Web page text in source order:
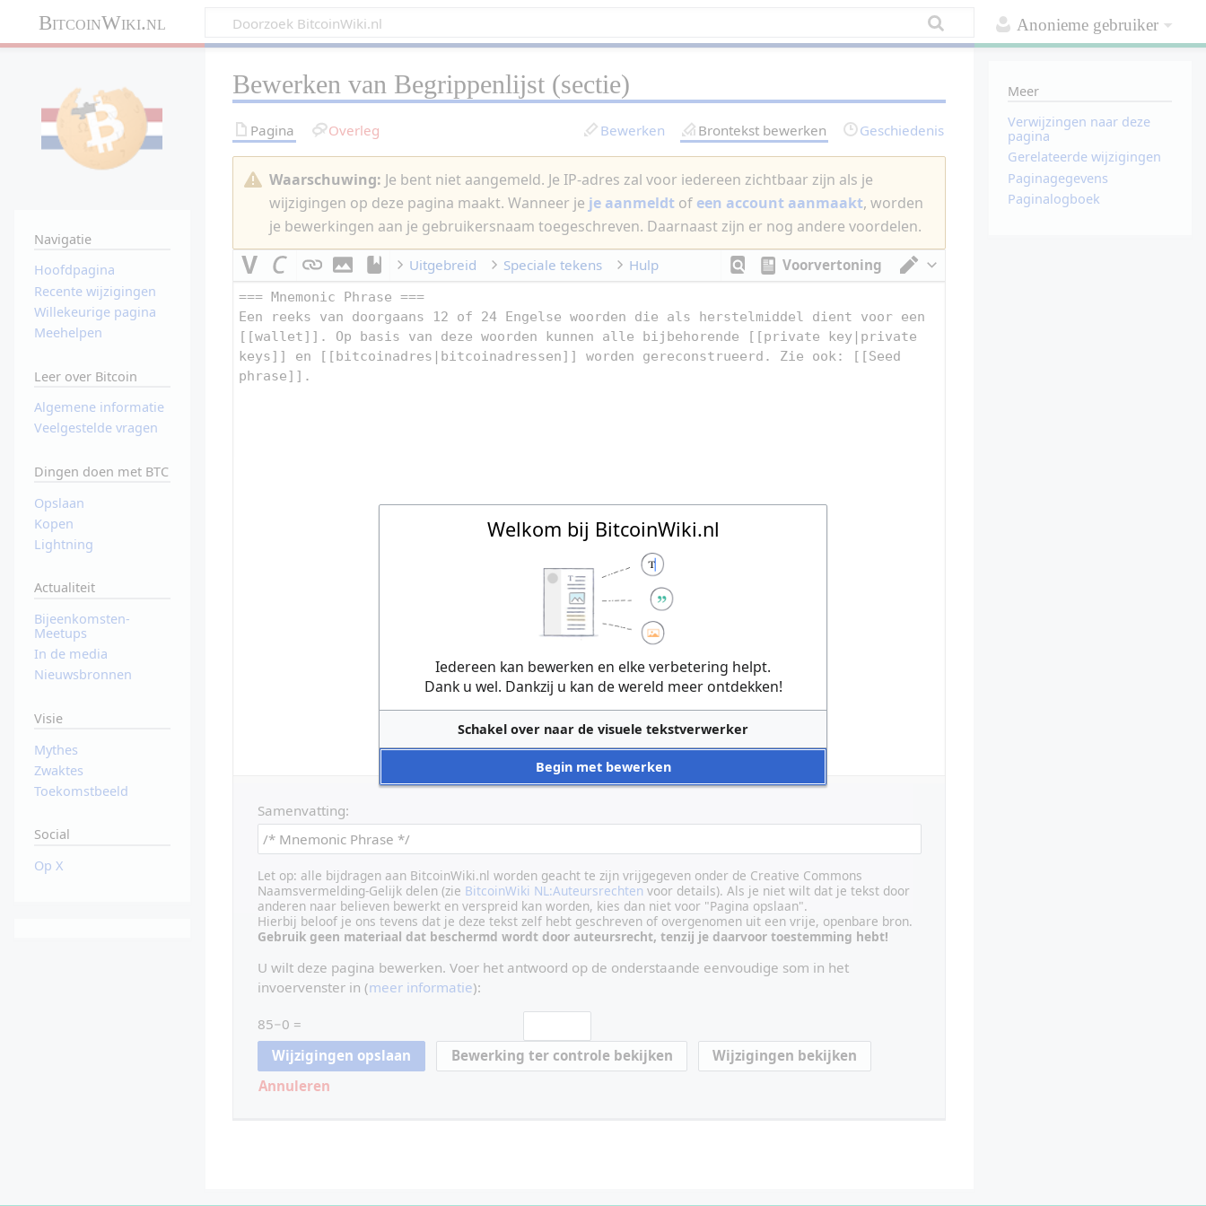
Anonieme gebruiker
BitcoinWiki.nl
Bewerken van Begrippenlijst (sectie)
Pagina Overleg Bewerken Brontekst bewerken Geschiedenis
Waarschuwing: Je bent niet aangemeld. Je IP-adres zal voor iedereen zichtbaar zijn als je
wijzigingen op deze pagina maakt. Wanneer je je aanmeldt of een account aanmaakt, worden
je bewerkingen aan je gebruikersnaam toegeschreven. Daarnaast zijn er nog andere voordelen.
Voorvertoning
Van tekstverwerker omschakelen
Uitgebreid Speciale tekens Hulp
Samenvatting:
Let op: alle bijdragen aan BitcoinWiki.nl worden geacht te zijn vrijgegeven onder de Creative Commons
Naamsvermelding-Gelijk delen (zie BitcoinWiki NL:Auteursrechten voor details). Als je niet wilt dat je tekst door
anderen naar believen bewerkt en verspreid kan worden, kies dan niet voor "Pagina opslaan".
Hierbij beloof je ons tevens dat je deze tekst zelf hebt geschreven of overgenomen uit een vrije, openbare bron.
Gebruik geen materiaal dat beschermd wordt door auteursrecht, tenzij je daarvoor toestemming hebt!
U wilt deze pagina bewerken. Voer het antwoord op de onderstaande eenvoudige som in het
invoervenster in (meer informatie):
85−0 =
Annuleren
Navigatie
Hoofdpagina
Recente wijzigingen
Willekeurige pagina
Meehelpen
Leer over Bitcoin
Algemene informatie
Veelgestelde vragen
Dingen doen met BTC
Opslaan
Kopen
Lightning
Actualiteit
Bijeenkomsten-
Meetups
In de media
Nieuwsbronnen
Visie
Mythes
Zwaktes
Toekomstbeeld
Social
Op X
Meer
Verwijzingen naar deze
pagina
Gerelateerde wijzigingen
Paginagegevens
Paginalogboek
Welkom bij BitcoinWiki.nl
Iedereen kan bewerken en elke verbetering helpt.
Dank u wel. Dankzij u kan de wereld meer ontdekken!
Schakel over naar de visuele tekstverwerker
Begin met bewerken